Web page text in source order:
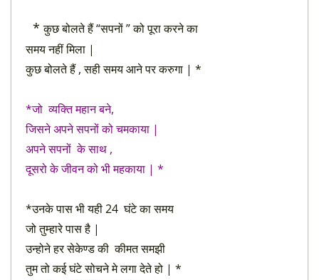
*कुछ बोलते हैं “सपनों ” को पूरा करने का
समय नहीं मिला |
कुछ बोलते हैं , सही समय आने पर करुगा | *
*जो व्यक्ति महान बने,
जिसने अपने सपनों को चमकाया |
अपने सपनों के साथ ,
दूसरो के जीवन को भी महकाया | *
*उनके पास भी यही 24 घंटे का समय
जो तुम्हारे पास है |
उन्होने हर सेकेण्ड की कीमत समझी
तुम तो कई घंटे सोचने मे लगा देते हो | *